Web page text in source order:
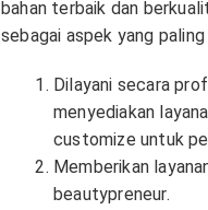
bahan terbaik dan
sebagai aspek yang
Dilayani secara
menyediakan
customize untuk
Memberikan
beautypreneur.